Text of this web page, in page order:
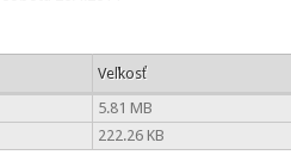
Veľkosť
5.81 MB
222.26 KB